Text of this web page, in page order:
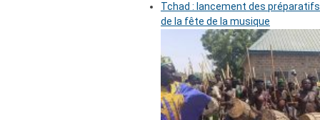
Tchad : lancement des préparatifs
de la fête de la musique